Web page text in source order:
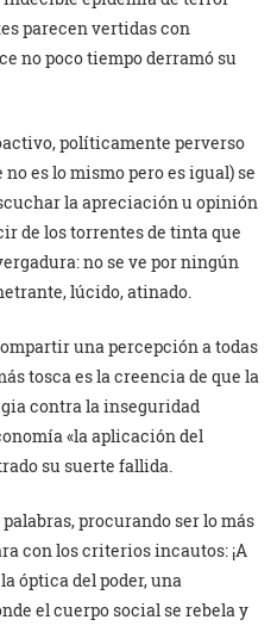
parecen vertidas con
no poco tiempo derramó su
políticamente perverso
es lo mismo pero es igual) se
la apreciación u opinión
de los torrentes de tinta que
no se ve por ningún
lúcido, atinado.
una percepción a todas
tosca es la creencia de que la
contra la inseguridad
«la aplicación del
su suerte fallida.
procurando ser lo más
con los criterios incautos: ¡A
óptica del poder, una
el cuerpo social se rebela y